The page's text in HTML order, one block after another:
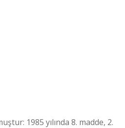
1985 yılında 8. madde, 2.